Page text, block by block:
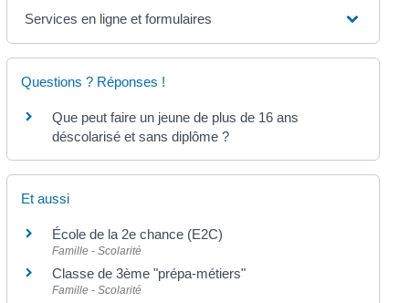
Services en ligne et formulaires
Questions ? Réponses !
Que peut faire un jeune de plus de 16 ans
déscolarisé et sans diplôme ?
Et aussi
École de la 2e chance (E2C)
Famille - Scolarité
Classe de 3ème "prépa-métiers"
Famille - Scolarité